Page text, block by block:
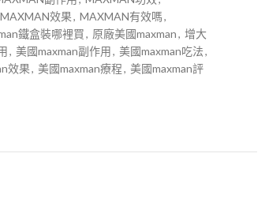
MAXMAN效果, MAXMAN有效嗎,
鐵盒裝哪裡買, 原廠美國maxman, 增大
, 美國maxman副作用 , 美國maxman吃法,
效果, 美國maxman療程, 美國maxman評